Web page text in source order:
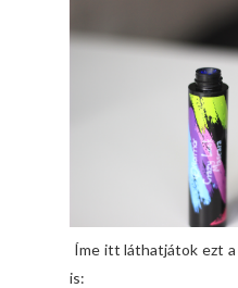
Íme itt láthatjátok ezt
is: